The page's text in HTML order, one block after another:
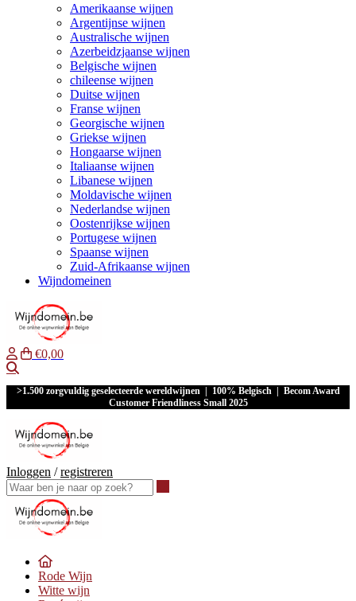
Amerikaanse wijnen
Argentijnse wijnen
Australische wijnen
Azerbeidzjaanse wijnen
Belgische wijnen
chileense wijnen
Duitse wijnen
Franse wijnen
Georgische wijnen
Griekse wijnen
Hongaarse wijnen
Italiaanse wijnen
Libanese wijnen
Moldavische wijnen
Nederlandse wijnen
Oostenrijkse wijnen
Portugese wijnen
Spaanse wijnen
Zuid-Afrikaanse wijnen
Wijndomeinen
€0,00
>1.500 zorgvuldig geselecteerde wereldwijnen | 100% Belgisch | Becom Award
Customer Friendliness Small 2025
Inloggen /registreren
Rode Wijn
Witte wijn